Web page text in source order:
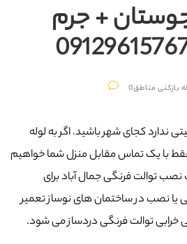
+ جرم
بازکنی مناطق0
کجای شهر باشید. اگر به لوله
فقط با یک تماس مقابل منزل شما خواهیم
توالت فرنگی جمال آباد برای
نصب در ساختمان های نوساز تعمیر
خرابی توالت فرنگی دردساز می شود.